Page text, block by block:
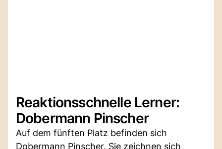
Reaktionsschnelle Lerner:
Dobermann Pinscher
Auf dem fünften Platz befinden sich
Dobermann Pinscher. Sie zeichnen sich